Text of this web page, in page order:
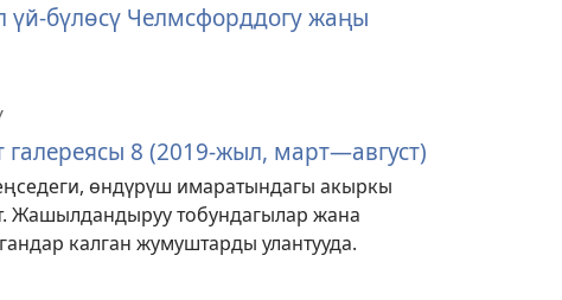
үй-бүлөсү Челмсфорддогу жаңы
галереясы 8 (2019-жыл, март—август)
өндүрүш имаратындагы акыркы
Жашылдандыруу тобундагылар жана
калган жумуштарды улантууда.